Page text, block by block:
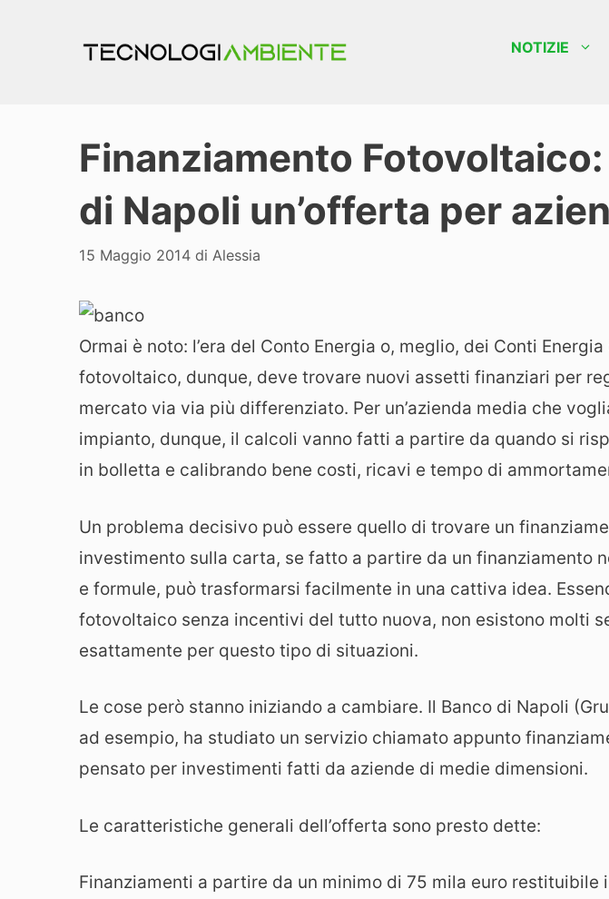
NOTIZIE
Finanziamento
di Napoli un’offerta per
15 Maggio 2014 di Alessia
Ormai è noto: l’era del Conto Energia o, meglio, dei Conti
fotovoltaico, dunque, deve trovare nuovi assetti finanziari per
mercato via via più differenziato. Per un’azienda media che
impianto, dunque, il calcoli vanno fatti a partire da quando si
in bolletta e calibrando bene costi, ricavi e tempo di
Un problema decisivo può essere quello di trovare un
investimento sulla carta, se fatto a partire da un finanziamento
e formule, può trasformarsi facilmente in una cattiva idea.
fotovoltaico senza incentivi del tutto nuova, non esistono molti
esattamente per questo tipo di situazioni.
Le cose però stanno iniziando a cambiare. Il Banco di Napoli
ad esempio, ha studiato un servizio chiamato appunto
pensato per investimenti fatti da aziende di medie dimensioni.
Le caratteristiche generali dell’offerta sono presto dette:
Finanziamenti a partire da un minimo di 75 mila euro restituibile